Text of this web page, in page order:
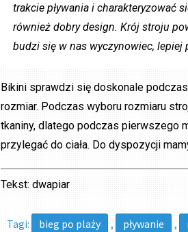
trakcie pływania i charakteryzować
również dobry design. Krój stroju
budzi się w nas wyczynowiec, lepiej
Bikini sprawdzi się doskonale
rozmiar. Podczas wyboru rozmiaru
tkaniny, dlatego podczas pierwszego
przylegać do ciała. Do dyspozycji
Tekst: dwapiar
Tagi: bieg po plaży , pływanie ,